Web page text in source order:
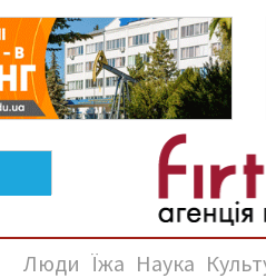
Люди Їжа Наука